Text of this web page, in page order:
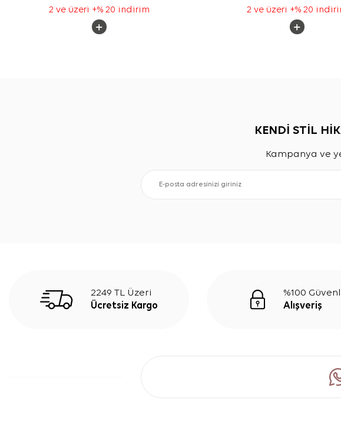
2 ve üzeri +% 20 indirim 2 ve üzeri +% 20
KENDİ STİL
Kampanya ve
2249 TL Üzeri
Ücretsiz Kargo
%100
Alışveriş